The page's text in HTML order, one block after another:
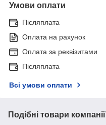
Умови оплати
Післяплата
Оплата на рахунок
Оплата за реквізитами
Післяплата
Всі умови оплати
Подібні товари компанії